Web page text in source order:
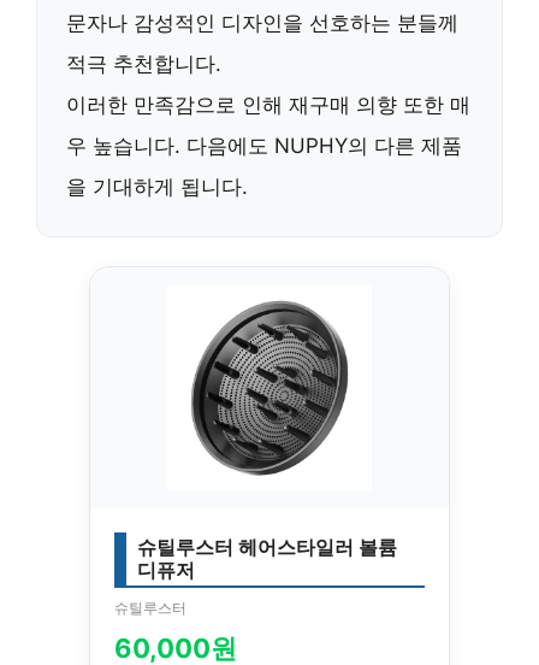
문자나 감성적인 디자인을 선호하는 분들께
적극 추천합니다.
이러한 만족감으로 인해 재구매 의향 또한 매
우 높습니다. 다음에도 NUPHY의 다른 제품
을 기대하게 됩니다.
슈틸루스터 헤어스타일러 볼륨
디퓨저
슈틸루스터
60,000원